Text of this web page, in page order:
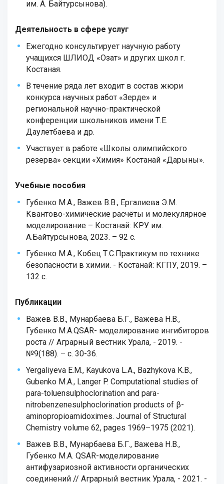
им. А. Байтурсынова).
Деятельность в сфере услуг
Ежегодно консультирует научную работу
учащихся ШЛИОД «Озат» и других школ г.
Костаная.
В течение ряда лет входит в состав жюри
конкурса научных работ «Зерде» и
региональной научно-практической
конференции школьников имени Т.Е.
Даулетбаева и др.
Участвует в работе «Школы олимпийского
резерва» секции «Химия» Костанай «Дарыны».
Учебные пособия
Губенко М.А., Важев В.В., Ергалиева Э.М.
Квантово-химические расчёты и молекулярное
моделирование – Костанай: КРУ им.
А.Байтурсынова, 2023. – 92 c.
Губенко М.А., Кобец Т.С.Практикум по технике
безопасности в химии. - Костанай: КГПУ, 2019. –
132 c.
Публикации
Важев В.В., Мунарбаева Б.Г., Важева Н.В.,
Губенко М.А.QSAR- моделирование ингибиторов
роста // Аграрный вестник Урала, - 2019. -
№9(188). – с. 30-36.
Yergaliyeva E.M., Kayukova L.A., Bazhykova K.B.,
Gubenko M.A., Langer P. Computational studies of
para-toluensulphoclorination and para-
nitrobenzenesulphoclorination products of β-
aminopropioamidoximes. Journal of Structural
Chemistry volume 62, pages 1969–1975 (2021).
Важев В.В., Мунарбаева Б.Г., Важева Н.В.,
Губенко М.А. QSAR-моделирование
антифузариозной активности органических
соединений // Аграрный вестник Урала, - 2021. -